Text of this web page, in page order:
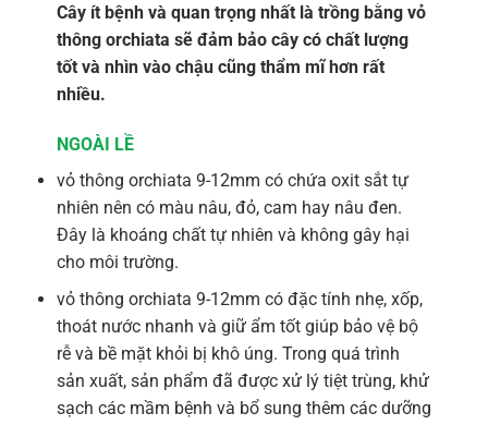
Cây ít bệnh và quan trọng nhất là trồng bằng vỏ
thông orchiata sẽ đảm bảo cây có chất lượng
tốt và nhìn vào chậu cũng thẩm mĩ hơn rất
nhiều.
NGOÀI LỀ
vỏ thông orchiata 9-12mm có chứa oxit sắt tự
nhiên nên có màu nâu, đỏ, cam hay nâu đen.
Đây là khoáng chất tự nhiên và không gây hại
cho môi trường.
vỏ thông orchiata 9-12mm có đặc tính nhẹ, xốp,
thoát nước nhanh và giữ ẩm tốt giúp bảo vệ bộ
rễ và bề mặt khỏi bị khô úng. Trong quá trình
sản xuất, sản phẩm đã được xử lý tiệt trùng, khử
sạch các mầm bệnh và bổ sung thêm các dưỡng